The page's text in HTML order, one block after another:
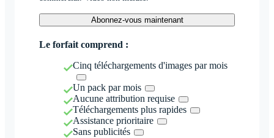
Abonnez-vous maintenant
Le forfait comprend :
Cinq téléchargements d'images par mois
Un pack par mois
Aucune attribution requise
Téléchargements plus rapides
Assistance prioritaire
Sans publicités